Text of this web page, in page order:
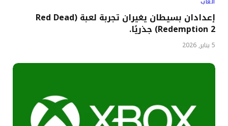
إعدادان بسيطان يغيران تجربة لعبة (Red Dead
Redemption 2) جذريًا.
5 يناير, 2026